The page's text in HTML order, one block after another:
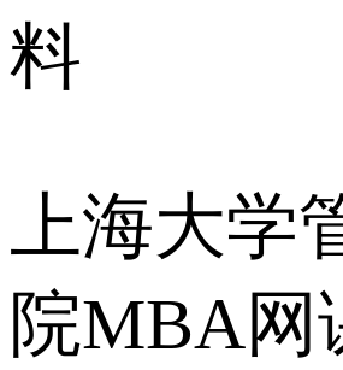
料
上海大学
院MBA网